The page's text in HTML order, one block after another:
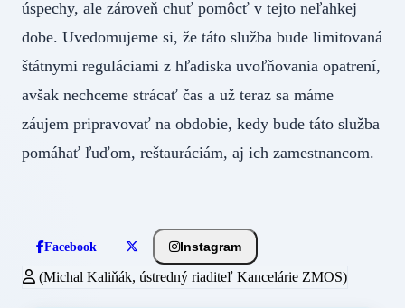
úspechy, ale zároveň chuť pomôcť v tejto neľahkej
dobe. Uvedomujeme si, že táto služba bude limitovaná
štátnymi reguláciami z hľadiska uvoľňovania opatrení,
avšak nechceme strácať čas a už teraz sa máme
záujem pripravovať na obdobie, kedy bude táto služba
pomáhať ľuďom, reštauráciám, aj ich zamestnancom.
Facebook Instagram
(Michal Kaliňák, ústredný riaditeľ Kancelárie ZMOS)